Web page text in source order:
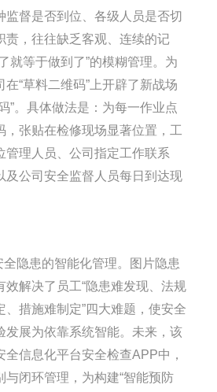
监督是否到位、各级人员是否切
责，往往缺乏客观、连续的记
就等于做到了”的模糊管理。为
“草料二维码”上开辟了新战场
。具体做法是：为每一作业点
，张贴在检修现场显著位置，工
管理人员、公司指定工作联系
及公司安全监督人员每日到达现
隐患的智能化管理。图片隐患
效解决了员工“隐患难发现、法规
、措施难制定”四大难题，使安全
发展为依靠系统智能。未来，该
信息化平台安全检查APP中，
与闭环管理，为构建“智能预防